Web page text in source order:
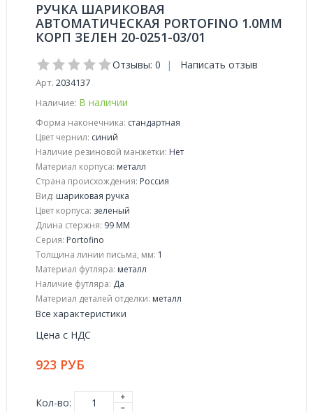
РУЧКА ШАРИКОВАЯ
АВТОМАТИЧЕСКАЯ PORTOFINO 1.0ММ
КОРП ЗЕЛЕН 20-0251-03/01
Отзывы: 0 | Написать отзыв
Арт. 2034137
Наличие: В наличии
Форма наконечника: стандартная
Цвет чернил: синий
Наличие резиновой манжетки: Нет
Материал корпуса: металл
Страна происхождения: Россия
Вид: шариковая ручка
Цвет корпуса: зеленый
Длина стержня: 99 ММ
Серия: Portofino
Толщина линии письма, мм: 1
Материал футляра: металл
Наличие футляра: Да
Материал деталей отделки: металл
Все характеристики
Цена с НДС
923 РУБ
Кол-во: